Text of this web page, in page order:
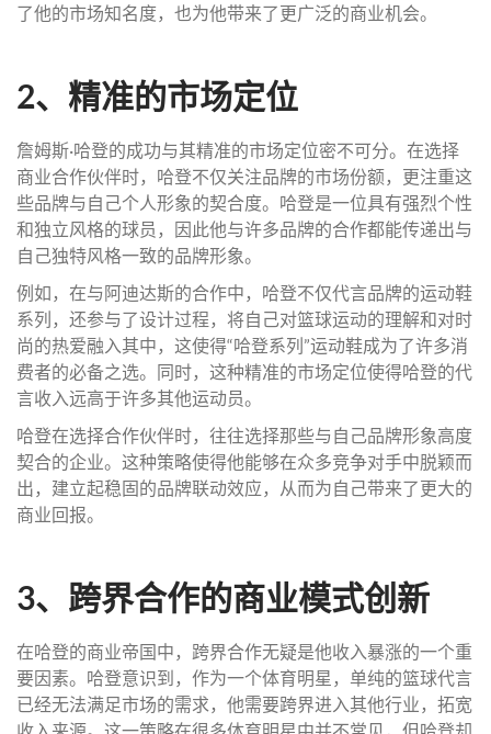
了他的市场知名度，也为他带来了更广泛的商业机会。
2、精准的市场定位
詹姆斯·哈登的成功与其精准的市场定位密不可分。在选择
商业合作伙伴时，哈登不仅关注品牌的市场份额，更注重这
些品牌与自己个人形象的契合度。哈登是一位具有强烈个性
和独立风格的球员，因此他与许多品牌的合作都能传递出与
自己独特风格一致的品牌形象。
例如，在与阿迪达斯的合作中，哈登不仅代言品牌的运动鞋
系列，还参与了设计过程，将自己对篮球运动的理解和对时
尚的热爱融入其中，这使得“哈登系列”运动鞋成为了许多消
费者的必备之选。同时，这种精准的市场定位使得哈登的代
言收入远高于许多其他运动员。
哈登在选择合作伙伴时，往往选择那些与自己品牌形象高度
契合的企业。这种策略使得他能够在众多竞争对手中脱颖而
出，建立起稳固的品牌联动效应，从而为自己带来了更大的
商业回报。
3、跨界合作的商业模式创新
在哈登的商业帝国中，跨界合作无疑是他收入暴涨的一个重
要因素。哈登意识到，作为一个体育明星，单纯的篮球代言
已经无法满足市场的需求，他需要跨界进入其他行业，拓宽
收入来源。这一策略在很多体育明星中并不常见，但哈登却